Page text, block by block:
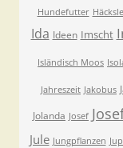
Hundefutter
Ida Ideen Imscht
Isländisch Moos
Jahreszeit Jakobus
Jolanda Josef
Jule Jungpflanzen